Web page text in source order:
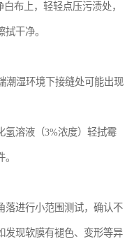
布上，轻轻点压污渍处，
干净。
潮湿环境下接缝处可能出现
氢溶液（3%浓度）轻拭霉
落进行小范围测试，确认不
发现软膜有褪色、变形等异